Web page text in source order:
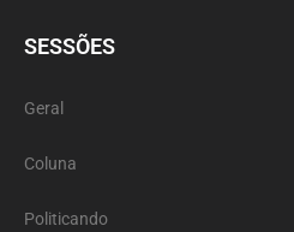
SESSÕES
Geral
Coluna
Politicando